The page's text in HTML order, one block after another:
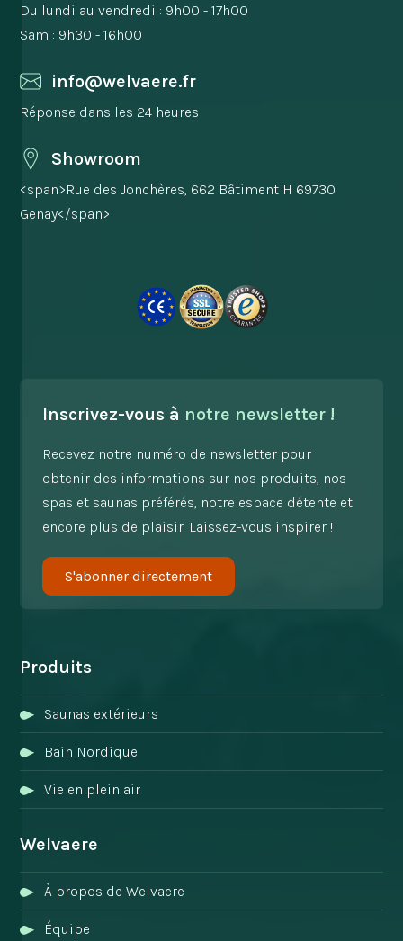
Du lundi au vendredi : 9h00 - 17h00
Sam : 9h30 - 16h00
info@welvaere.fr
Réponse dans les 24 heures
Showroom
<span>Rue des Jonchères, 662 Bâtiment H 69730
Genay</span>
Inscrivez-vous à notre newsletter !
Recevez notre numéro de newsletter pour
obtenir des informations sur nos produits, nos
spas et saunas préférés, notre espace détente et
encore plus de plaisir. Laissez-vous inspirer !
S'abonner directement
Produits
Saunas extérieurs
Bain Nordique
Vie en plein air
Welvaere
À propos de Welvaere
Équipe